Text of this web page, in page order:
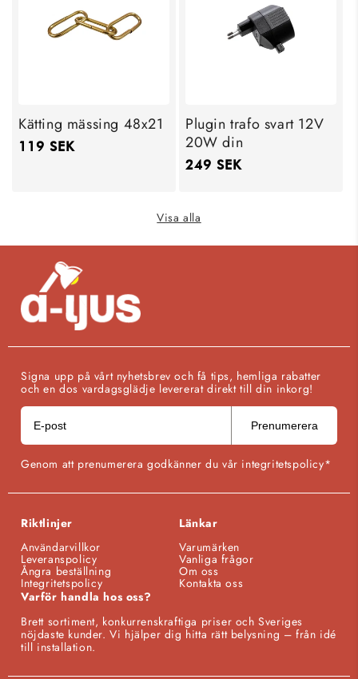
Kätting mässing 48x21
Ordinarie
119 SEK
Plugin trafo svart 12V
20W din
Ordinarie
249 SEK
Visa alla
Signa upp på vårt nyhetsbrev och få tips, hemliga rabatter
och en dos vardagsglädje levererat direkt till din inkorg!
Prenumerera
Genom att prenumerera godkänner du vår integritetspolicy*
Riktlinjer
Användarvillkor
Leveranspolicy
Ångra beställning
Integritetspolicy
Länkar
Varumärken
Vanliga frågor
Om oss
Kontakta oss
Varför handla hos oss?
Brett sortiment, konkurrenskraftiga priser och Sveriges
nöjdaste kunder. Vi hjälper dig hitta rätt belysning – från idé
till installation.